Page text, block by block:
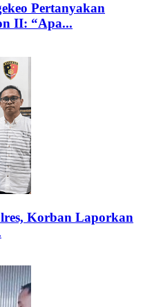
Pertanyakan
II: “Apa...
Korban Laporkan